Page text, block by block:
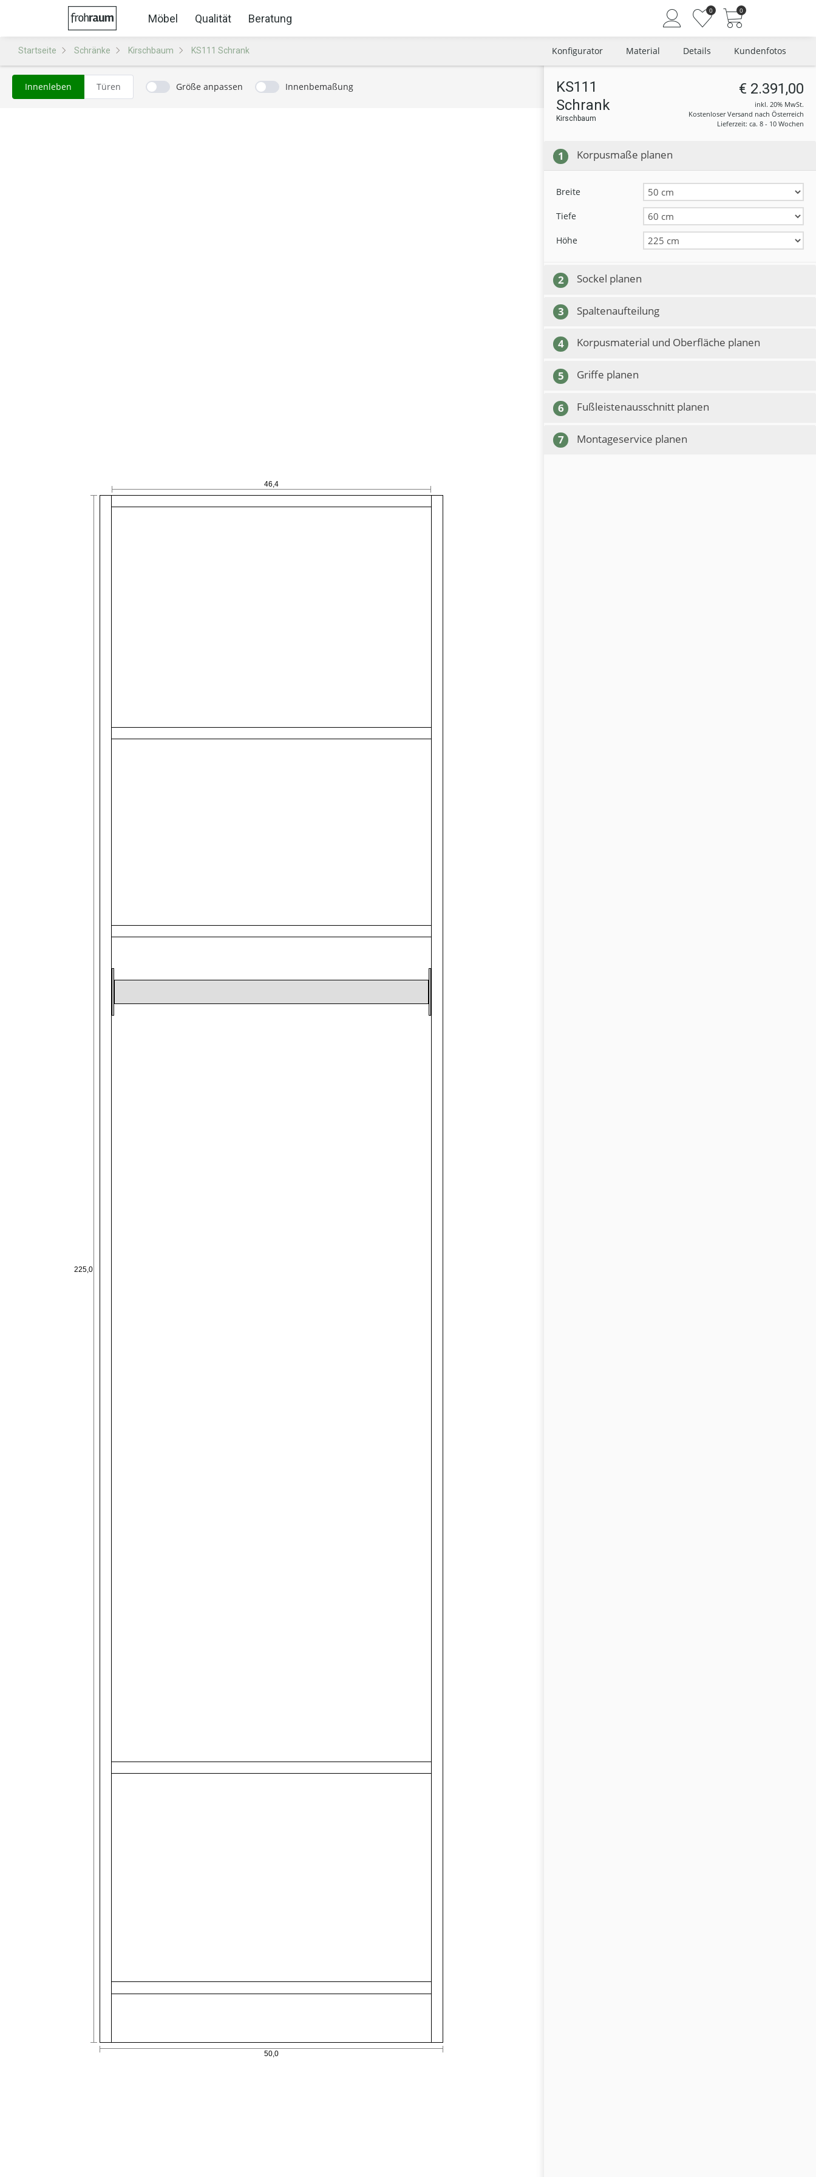
Möbel Qualität Beratung
Passwort vergessen?
0 0
Startseite Schränke Kirschbaum KS111 Schrank Konfigurator Material Details Kundenfotos
Innenleben Türen Größe anpassen Innenbemaßung
KS111
Schrank
Kirschbaum
€ 2.391,00
inkl. 20% MwSt.
Kostenloser Versand nach Österreich
Lieferzeit: ca. 8 - 10 Wochen
1 Korpusmaße planen
Breite
Tiefe
Höhe
2 Sockel planen
3 Spaltenaufteilung
4 Korpusmaterial und Oberfläche planen
5 Griffe planen
6 Fußleistenausschnitt planen
7 Montageservice planen